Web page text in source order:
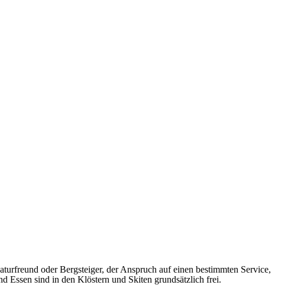
oder Bergsteiger, der Anspruch auf einen bestimmten Service,
Essen sind in den Klöstern und Skiten grundsätzlich frei.